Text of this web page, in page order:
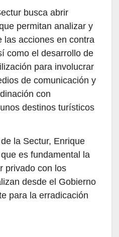
busca abrir
permitan analizar y
las acciones en contra
como el desarrollo de
para involucrar
de comunicación y
con
destinos turísticos
la Sectur, Enrique
es fundamental la
privado con los
desde el Gobierno
para la erradicación